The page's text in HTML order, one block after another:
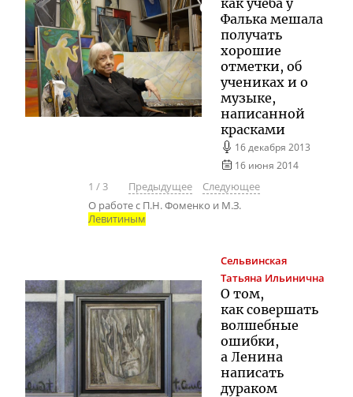
Фалька мешала
получать
хорошие
отметки, об
учениках и о
музыке,
написанной
красками
16 декабря 2013
16 июня 2014
1 /3 Предыдущее
Следующее
О работе с П.Н. Фоменко и М.З.
Левитиным
Сельвинская
Татьяна Ильинична
О том,
как совершать
волшебные
ошибки,
а Ленина
написать
дураком